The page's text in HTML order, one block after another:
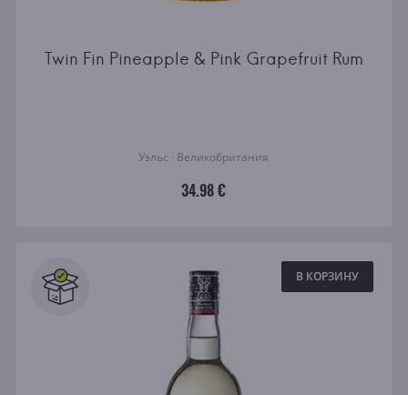
Twin Fin Pineapple & Pink Grapefruit Rum
Уэльс · Великобритания
34.98 €
В КОРЗИНУ